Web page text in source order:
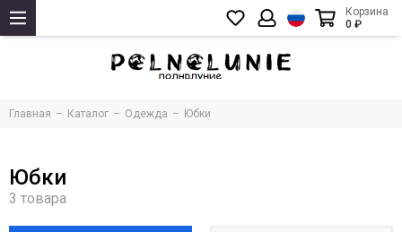
Корзина
0 ₽
Главная Каталог Одежда Юбки
Юбки